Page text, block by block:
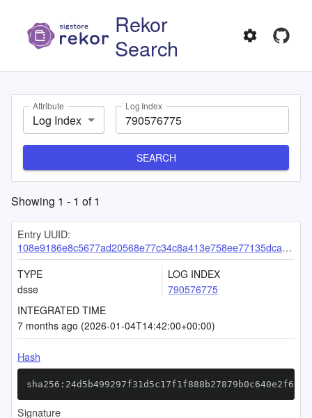
Rekor
Search
Attribute
Log Index
Log Index
SEARCH
Showing 1 - 1 of1
Entry UUID:
108e9186e8c5677ad20568e77c34c8a413e758ee77135dca11b4e55605b516c21badf4bc63c1c9ad
TYPE
dsse
LOG INDEX
790576775
INTEGRATED TIME
7 months ago (2026-01-04T14:42:00+00:00)
Hash
Signature